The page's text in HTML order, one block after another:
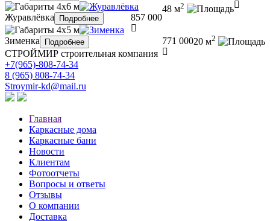
4х6 м 48 м2
Журавлёвка 857 000
Подробнее
4х5 м
20 м2
Зименка 771 000
Подробнее
СТРОЙМИР строительная компания
+7(965)-808-74-34
8 (965) 808-74-34
Stroymir-kd@mail.ru
Главная
Каркасные дома
Каркасные бани
Новости
Клиентам
Фотоотчеты
Вопросы и ответы
Отзывы
О компании
Доставка